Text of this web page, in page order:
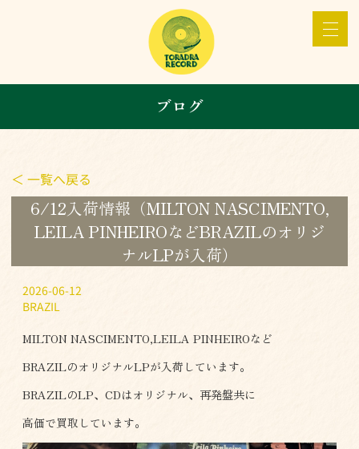
ブログ
＜ 一覧へ戻る
6/12入荷情報（MILTON NASCIMENTO,
LEILA PINHEIROなどBRAZILのオリジ
ナルLPが入荷）
2026-06-12
BRAZIL
MILTON NASCIMENTO,LEILA PINHEIROなど
BRAZILのオリジナルLPが入荷しています。
BRAZILのLP、CDはオリジナル、再発盤共に
高価で買取しています。